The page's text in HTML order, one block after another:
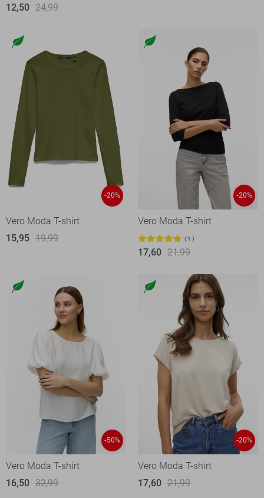
12,50 24,99
-20%
Vero Moda T-shirt
15,95 19,99
-20%
Vero Moda T-shirt
1
17,60 21,99
-50%
Vero Moda T-shirt
16,50 32,99
-20%
Vero Moda T-shirt
17,60 21,99